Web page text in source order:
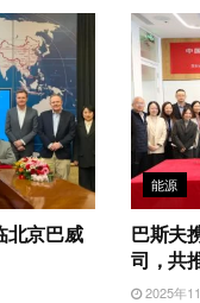
北京巴威
能源
巴斯夫
司，共
2025年